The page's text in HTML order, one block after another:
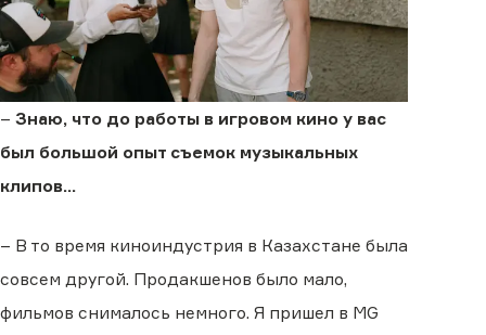
– Знаю, что до работы в игровом кино у вас
был большой опыт съемок музыкальных
клипов…
– В то время киноиндустрия в Казахстане была
совсем другой. Продакшенов было мало,
фильмов снималось немного. Я пришел в MG